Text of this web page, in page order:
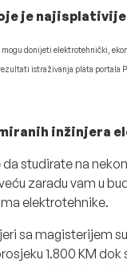
je najisplativije
donijeti elektrotehnički,
istraživanja plata portala
inžinjera
studirate na
zaradu vam u
elektrotehnike.
sa magisterijem
1.800 KM dok